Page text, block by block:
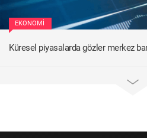
EKONOMI
Küresel piyasalarda gözler merkez